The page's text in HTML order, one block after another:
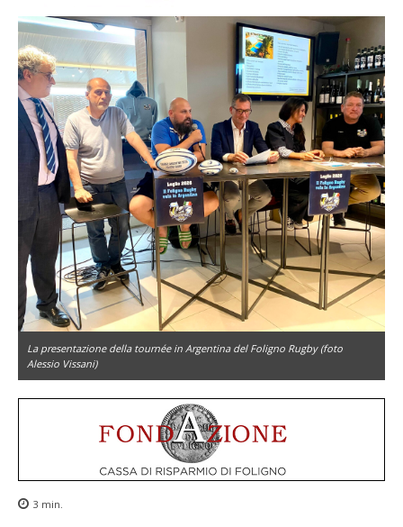
La presentazione della tournée in Argentina del Foligno Rugby (foto
Alessio Vissani)
3 min.